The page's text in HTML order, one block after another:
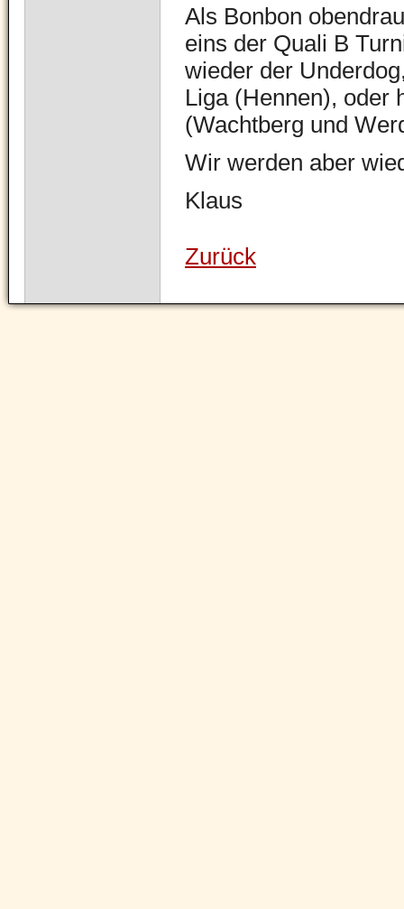
Als Bonbon
eins der Quali B
wieder der
Liga (Hennen), oder
(Wachtberg und
Wir werden aber
Klaus
Zurück
Navigation